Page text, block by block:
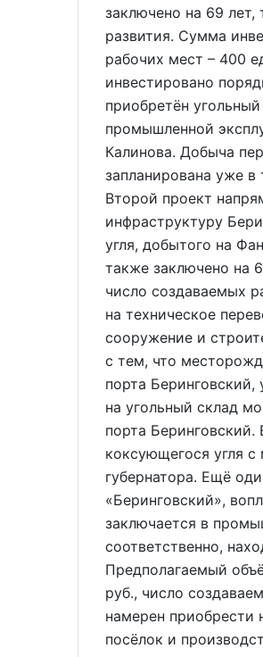
заключено на 69
развития. Сумма
рабочих мест – 400
инвестировано
приобретён
промышленной
Калинова. Добыча
запланирована уже
Второй проект
инфраструктуру
угля, добытого на
также заключено на
число создаваемых
на техническое
сооружение и
с тем, что
порта Беринговский,
на угольный склад
порта Беринговский.
коксующегося угля
губернатора. Ещё
«Беринговский»,
заключается в
соответственно,
Предполагаемый
руб., число
намерен приобрести
посёлок и